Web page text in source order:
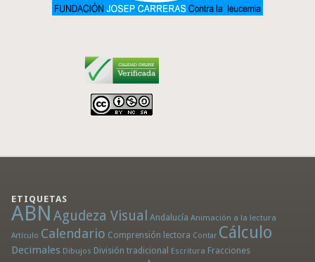
ETIQUETAS
ABN Agudeza Visual Andalucía Animación a la lectura
Artículo Calendario Comprensión lectora Contar Cálculo
Decimales Dibujos División tradicional Escritura Fracciones